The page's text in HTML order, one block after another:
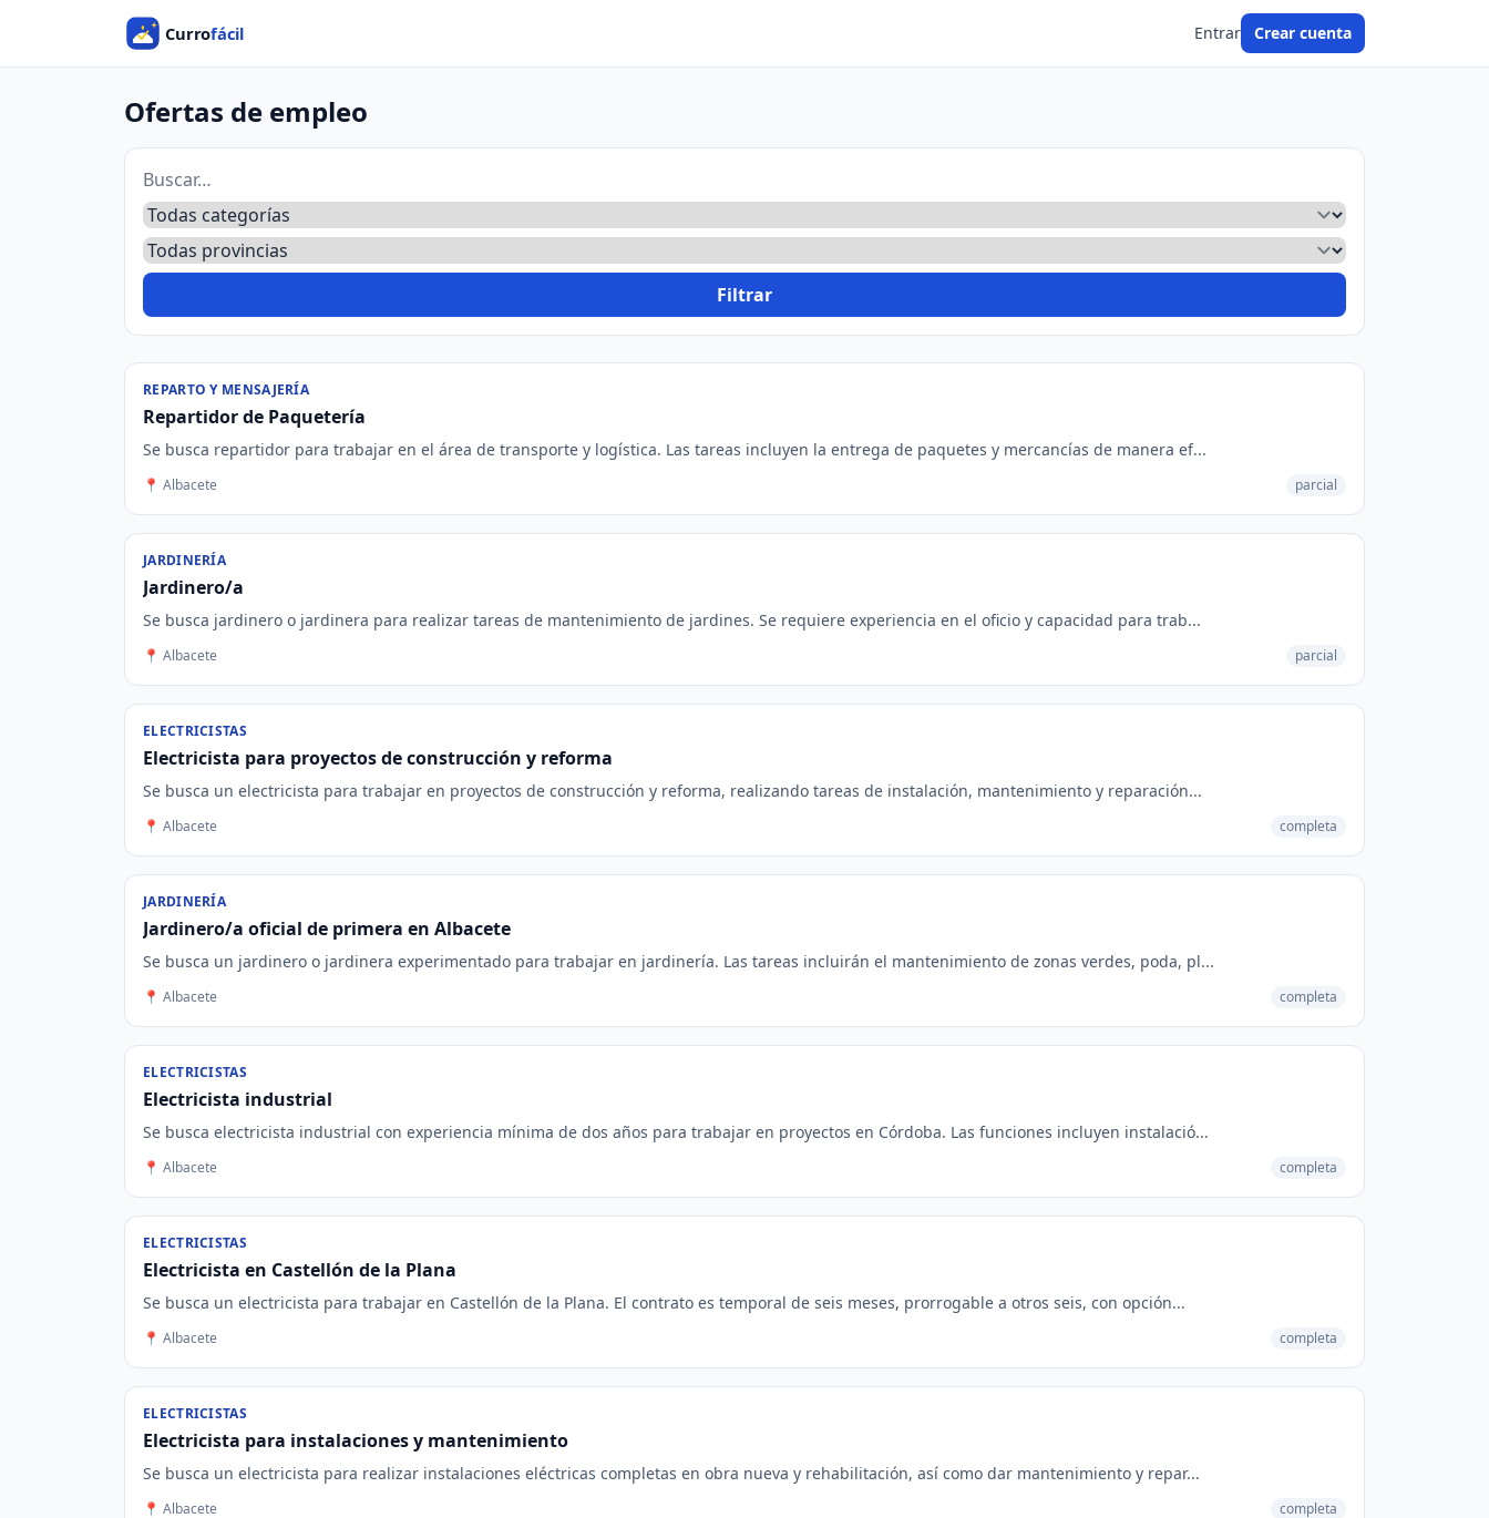
Entrar Crear cuenta
Ofertas de empleo
Filtrar
REPARTO Y MENSAJERÍA
Repartidor de Paquetería
Se busca repartidor para trabajar en el área de transporte y logística. Las tareas incluyen la entrega de paquetes y mercancías de manera ef...
📍 Albacete parcial
JARDINERÍA
Jardinero/a
Se busca jardinero o jardinera para realizar tareas de mantenimiento de jardines. Se requiere experiencia en el oficio y capacidad para trab...
📍 Albacete parcial
ELECTRICISTAS
Electricista para proyectos de construcción y reforma
Se busca un electricista para trabajar en proyectos de construcción y reforma, realizando tareas de instalación, mantenimiento y reparación...
📍 Albacete completa
JARDINERÍA
Jardinero/a oficial de primera en Albacete
Se busca un jardinero o jardinera experimentado para trabajar en jardinería. Las tareas incluirán el mantenimiento de zonas verdes, poda, pl...
📍 Albacete completa
ELECTRICISTAS
Electricista industrial
Se busca electricista industrial con experiencia mínima de dos años para trabajar en proyectos en Córdoba. Las funciones incluyen instalació...
📍 Albacete completa
ELECTRICISTAS
Electricista en Castellón de la Plana
Se busca un electricista para trabajar en Castellón de la Plana. El contrato es temporal de seis meses, prorrogable a otros seis, con opción...
📍 Albacete completa
ELECTRICISTAS
Electricista para instalaciones y mantenimiento
Se busca un electricista para realizar instalaciones eléctricas completas en obra nueva y rehabilitación, así como dar mantenimiento y repar...
📍 Albacete completa